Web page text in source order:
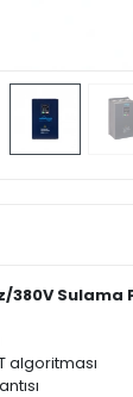
380V Sulama
algoritması